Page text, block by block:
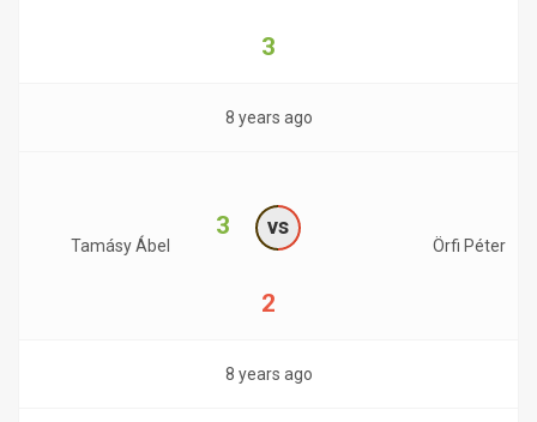
3
8 years ago
Tamásy Ábel
3 vs
2
Örfi Péter
8 years ago